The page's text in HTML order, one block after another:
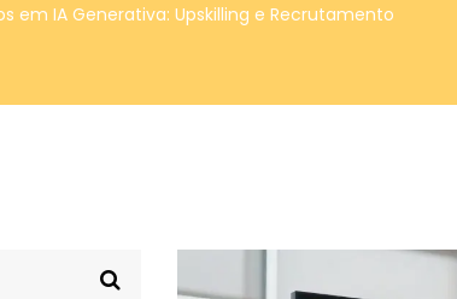
em IA Generativa: Upskilling e Recrutamento